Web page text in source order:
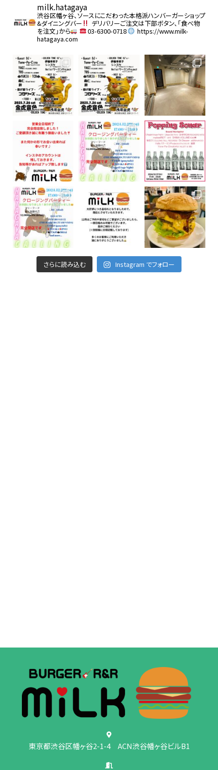
milk.hatagaya
渋谷区幡ヶ谷、ソースにこだわった本格派ハンバーガーショップ
&ダイニングバー
デリバリーご注文は下部ボタン、「食べ物
を注文」から
03-6300-0718
https://www.milk-
hatagaya.com
さらに読み込む Instagram でフォロー
東京都渋谷区幡ヶ谷2-1-4 ACN渋谷幡ヶ谷ビルB1